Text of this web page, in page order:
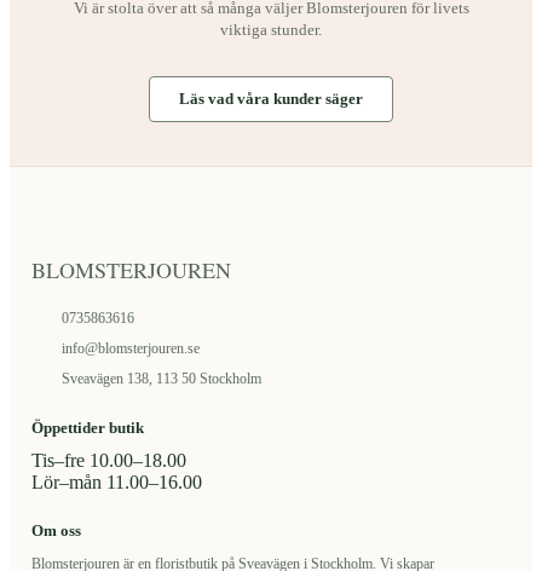
Vi är stolta över att så många väljer Blomsterjouren för livets
viktiga stunder.
Läs vad våra kunder säger
BLOMSTERJOUREN
0735863616
info@blomsterjouren.se
Sveavägen 138, 113 50 Stockholm
Öppettider butik
Tis–fre 10.00–18.00
Lör–mån 11.00–16.00
Om oss
Blomsterjouren är en floristbutik på Sveavägen i Stockholm. Vi skapar